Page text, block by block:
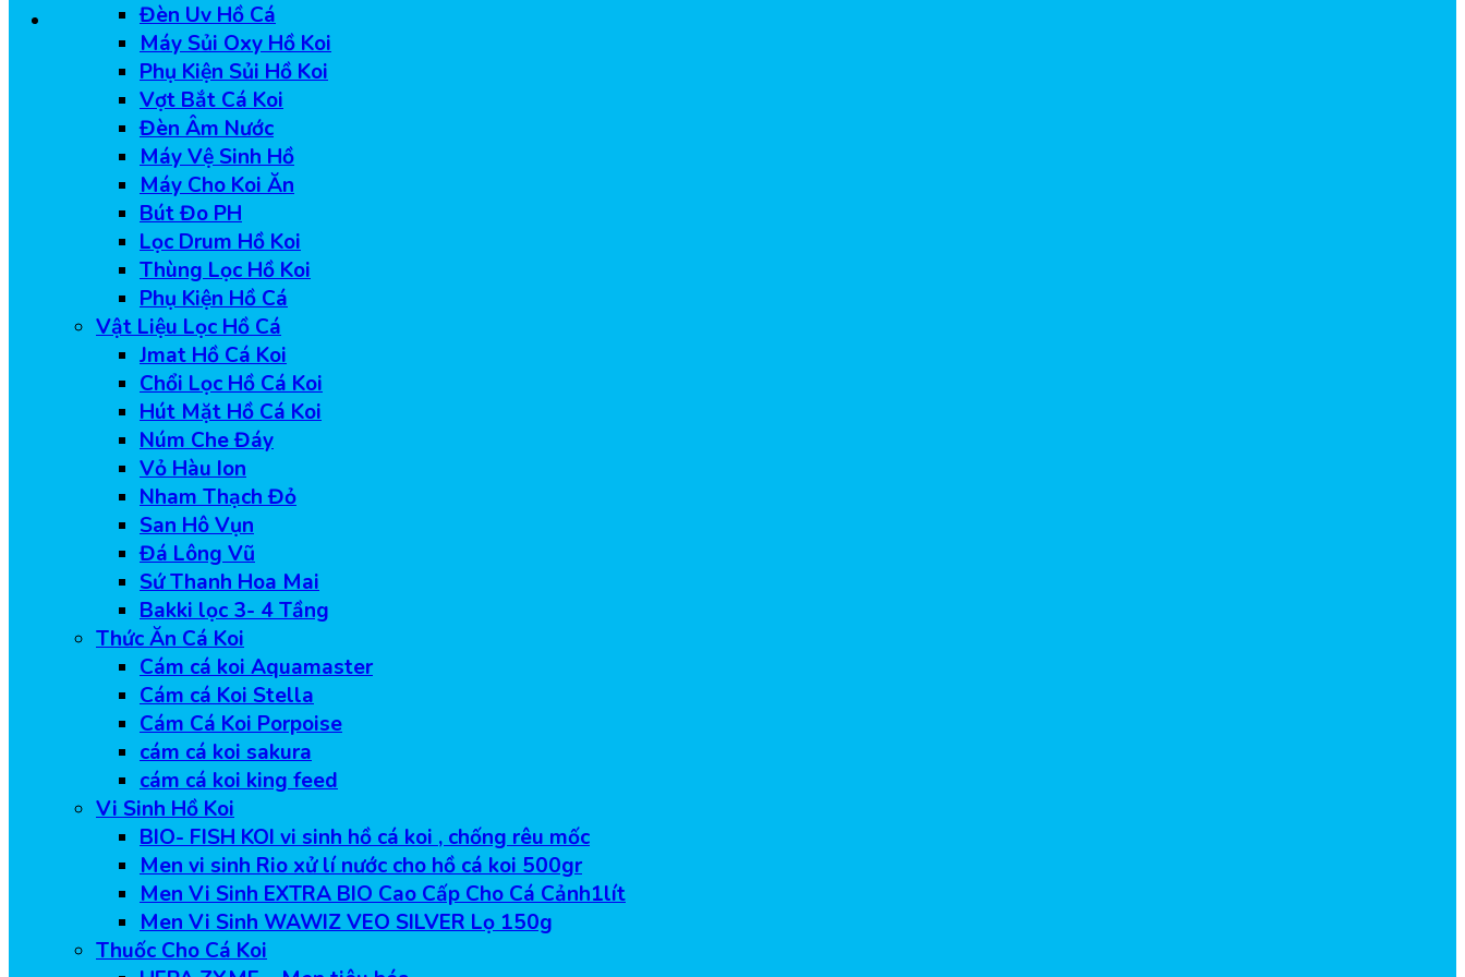
Đèn Uv Hồ Cá
Máy Sủi Oxy Hồ Koi
Phụ Kiện Sủi Hồ Koi
Vợt Bắt Cá Koi
Đèn Âm Nước
Máy Vệ Sinh Hồ
Máy Cho Koi Ăn
Bút Đo PH
Lọc Drum Hồ Koi
Thùng Lọc Hồ Koi
Phụ Kiện Hồ Cá
Vật Liệu Lọc Hồ Cá
Jmat Hồ Cá Koi
Chổi Lọc Hồ Cá Koi
Hút Mặt Hồ Cá Koi
Núm Che Đáy
Vỏ Hàu Ion
Nham Thạch Đỏ
San Hô Vụn
Đá Lông Vũ
Sứ Thanh Hoa Mai
Bakki lọc 3- 4 Tầng
Thức Ăn Cá Koi
Cám cá koi Aquamaster
Cám cá Koi Stella
Cám Cá Koi Porpoise
cám cá koi sakura
cám cá koi king feed
Vi Sinh Hồ Koi
BIO- FISH KOI vi sinh hồ cá koi , chống rêu mốc
Men vi sinh Rio xử lí nước cho hồ cá koi 500gr
Men Vi Sinh EXTRA BIO Cao Cấp Cho Cá Cảnh1lít
Men Vi Sinh WAWIZ VEO SILVER Lọ 150g
Thuốc Cho Cá Koi